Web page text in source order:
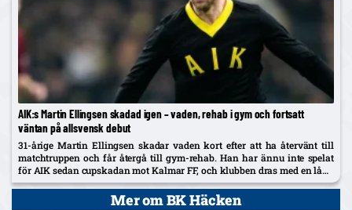
AIK:s Martin Ellingsen skadad igen – vaden, rehab i gym och fortsatt
väntan på allsvensk debut
31-årige Martin Ellingsen skadar vaden kort efter att ha återvänt till
matchtruppen och får återgå till gym-rehab. Han har ännu inte spelat
för AIK sedan cupskadan mot Kalmar FF, och klubben dras med en lång
skadelista som nu också utreds...
Mer om BK Häcken